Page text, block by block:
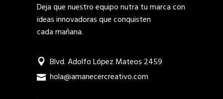
Deja que nuestro equipo nutra tu marca con
ideas innovadoras que conquisten
cada mañana.
Blvd. Adolfo López Mateos 2459
hola@amanecercreativo.com